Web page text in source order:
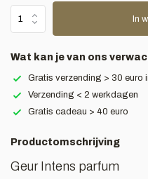
In
Wat kan je van ons
Gratis verzending > 30 euro
Verzending < 2 werkdagen
Gratis cadeau > 40 euro
Productomschrijving
Geur Intens parfum